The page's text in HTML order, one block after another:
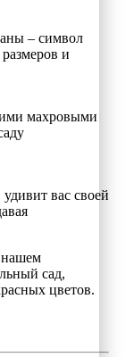
– символ
и
махровыми
вас своей
нашем
сад,
цветов.